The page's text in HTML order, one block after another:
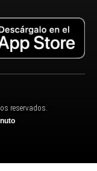
reservados.